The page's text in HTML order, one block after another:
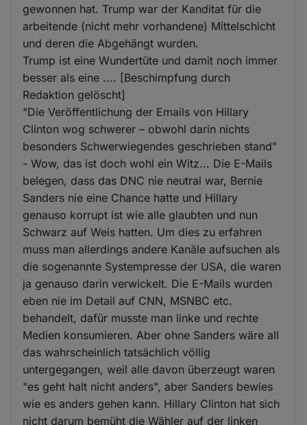
gewonnen hat. Trump war der Kanditat für die
arbeitende (nicht mehr vorhandene) Mittelschicht
und deren die Abgehängt wurden.
Trump ist eine Wundertüte und damit noch immer
besser als eine .... [Beschimpfung durch
Redaktion gelöscht]
"Die Veröffentlichung der Emails von Hillary
Clinton wog schwerer – obwohl darin nichts
besonders Schwerwiegendes geschrieben stand"
- Wow, das ist doch wohl ein Witz... Die E-Mails
belegen, dass das DNC nie neutral war, Bernie
Sanders nie eine Chance hatte und Hillary
genauso korrupt ist wie alle glaubten und nun
Schwarz auf Weis hatten. Um dies zu erfahren
muss man allerdings andere Kanäle aufsuchen als
die sogenannte Systempresse der USA, die waren
ja genauso darin verwickelt. Die E-Mails wurden
eben nie im Detail auf CNN, MSNBC etc.
behandelt, dafür musste man linke und rechte
Medien konsumieren. Aber ohne Sanders wäre all
das wahrscheinlich tatsächlich völlig
untergegangen, weil alle davon überzeugt waren
"es geht halt nicht anders", aber Sanders bewies
wie es anders gehen kann. Hillary Clinton hat sich
nicht darum bemüht die Wähler auf der linken